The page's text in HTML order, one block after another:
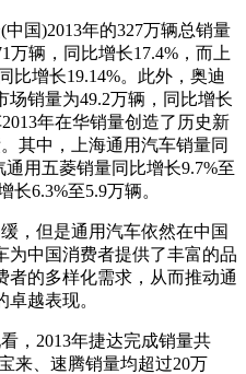
国)2013年的327万辆总销量
万辆，同比增长17.4%，而上
比增长19.14%。此外，奥迪
场销量为49.2万辆，同比增长
年在华销量创造了历史新
其中，上海通用汽车销量同
通用五菱销量同比增长9.7%至
长6.3%至5.9万辆。
，但是通用汽车依然在中国
为中国消费者提供了丰富的品
者的多样化需求，从而推动通
越表现。
，2013年捷达完成销量共
来、速腾销量均超过20万